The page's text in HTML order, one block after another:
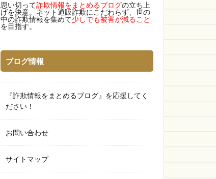
思い切って詐欺情報をまとめるブログの立ち上
げを決意。ネット通販詐欺にこだわらず、世の
中の詐欺情報を集めて少しでも被害が減ること
を目指す。
ブログ情報
『詐欺情報をまとめるブログ』を応援してく
ださい！
お問い合わせ
サイトマップ